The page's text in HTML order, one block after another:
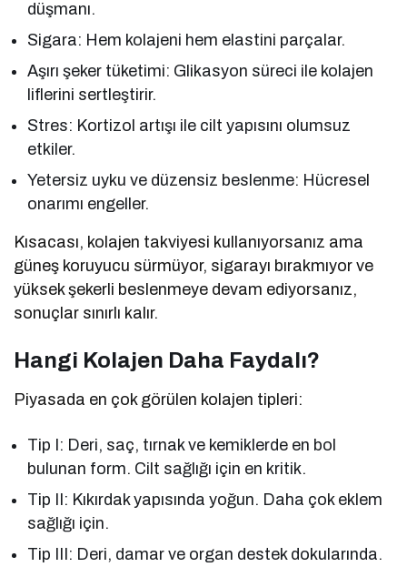
düşmanı.
Sigara: Hem kolajeni hem elastini parçalar.
Aşırı şeker tüketimi: Glikasyon süreci ile kolajen
liflerini sertleştirir.
Stres: Kortizol artışı ile cilt yapısını olumsuz
etkiler.
Yetersiz uyku ve düzensiz beslenme: Hücresel
onarımı engeller.
Kısacası, kolajen takviyesi kullanıyorsanız ama
güneş koruyucu sürmüyor, sigarayı bırakmıyor ve
yüksek şekerli beslenmeye devam ediyorsanız,
sonuçlar sınırlı kalır.
Hangi Kolajen Daha Faydalı?
Piyasada en çok görülen kolajen tipleri:
Tip I: Deri, saç, tırnak ve kemiklerde en bol
bulunan form. Cilt sağlığı için en kritik.
Tip II: Kıkırdak yapısında yoğun. Daha çok eklem
sağlığı için.
Tip III: Deri, damar ve organ destek dokularında.